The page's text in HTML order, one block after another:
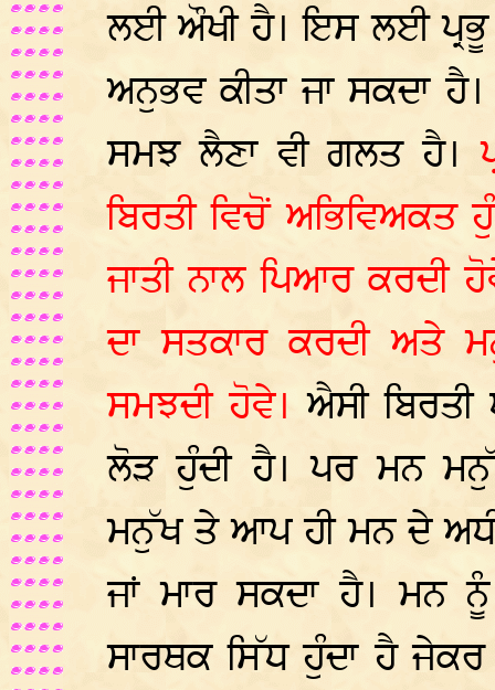
ਲਈ ਔਖੀ ਹੈ। ਇਸ ਲਈ ਪ੍ਰਭੂ
ਅਨੁਭਵ ਕੀਤਾ ਜਾ ਸਕਦਾ
ਸਮਝ ਲੈਣਾ ਵੀ ਗਲਤ ਹੈ।
ਬਿਰਤੀ ਵਿਚੋਂ ਅਭਿਵਿਅਕਤ
ਜਾਤੀ ਨਾਲ ਪਿਆਰ
ਦਾ ਸਤਕਾਰ ਕਰਦੀ ਅਤੇ
ਸਮਝਦੀ ਹੋਵੇ। ਐਸੀ
ਲੋੜ ਹੁੰਦੀ ਹੈ। ਪਰ ਮਨ
ਮਨੁੱਖ ਤੇ ਆਪ ਹੀ ਮਨ ਦੇ
ਜਾਂ ਮਾਰ ਸਕਦਾ ਹੈ। ਮਨ
ਸਾਰਥਕ ਸਿੱਧ ਹੁੰਦਾ ਹੈ